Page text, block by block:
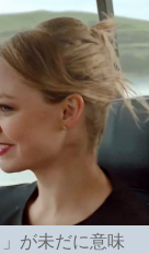
」が未だに意味